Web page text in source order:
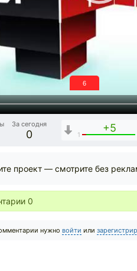
6
За сегодня
0
+5
1
проект — смотрите без
0
нужно войти или